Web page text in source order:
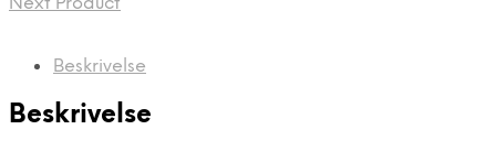
Next Product
Beskrivelse
Beskrivelse